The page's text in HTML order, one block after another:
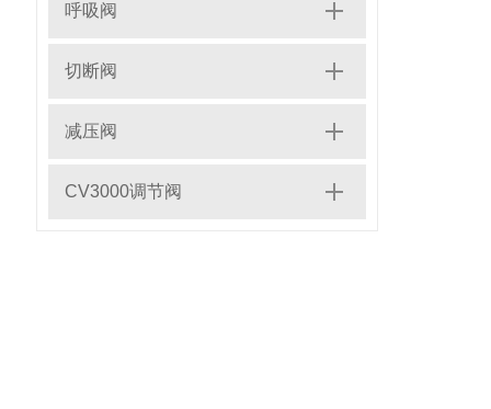
呼吸阀
切断阀
减压阀
CV3000调节阀